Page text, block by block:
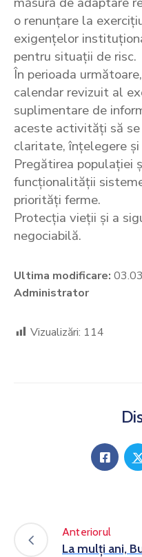
o renunțare la
exigențelor
pentru situații de risc.
În perioada
calendar revizuit al
suplimentare de
aceste activități să
claritate, înțelegere și
Pregătirea populației
funcționalității
priorități ferme.
Protecția vieții și a
negociabilă.
Ultima modificare:
Administrator
Vizualizări: 114
Anteriorul
La mulți ani,